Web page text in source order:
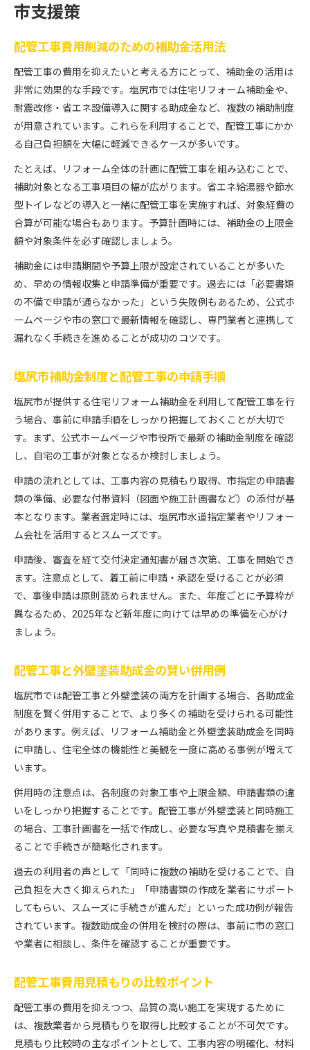
市支援策
配管工事費用削減のための補助金活用法
配管工事の費用を抑えたいと考える方にとって、補助金の活用は
非常に効果的な手段です。塩尻市では住宅リフォーム補助金や、
耐震改修・省エネ設備導入に関する助成金など、複数の補助制度
が用意されています。これらを利用することで、配管工事にかか
る自己負担額を大幅に軽減できるケースが多いです。
たとえば、リフォーム全体の計画に配管工事を組み込むことで、
補助対象となる工事項目の幅が広がります。省エネ給湯器や節水
型トイレなどの導入と一緒に配管工事を実施すれば、対象経費の
合算が可能な場合もあります。予算計画時には、補助金の上限金
額や対象条件を必ず確認しましょう。
補助金には申請期間や予算上限が設定されていることが多いた
め、早めの情報収集と申請準備が重要です。過去には「必要書類
の不備で申請が通らなかった」という失敗例もあるため、公式ホ
ームページや市の窓口で最新情報を確認し、専門業者と連携して
漏れなく手続きを進めることが成功のコツです。
塩尻市補助金制度と配管工事の申請手順
塩尻市が提供する住宅リフォーム補助金を利用して配管工事を行
う場合、事前に申請手順をしっかり把握しておくことが大切で
す。まず、公式ホームページや市役所で最新の補助金制度を確認
し、自宅の工事が対象となるか検討しましょう。
申請の流れとしては、工事内容の見積もり取得、市指定の申請書
類の準備、必要な付帯資料（図面や施工計画書など）の添付が基
本となります。業者選定時には、塩尻市水道指定業者やリフォー
ム会社を活用するとスムーズです。
申請後、審査を経て交付決定通知書が届き次第、工事を開始でき
ます。注意点として、着工前に申請・承認を受けることが必須
で、事後申請は原則認められません。また、年度ごとに予算枠が
異なるため、2025年など新年度に向けては早めの準備を心がけ
ましょう。
配管工事と外壁塗装助成金の賢い併用例
塩尻市では配管工事と外壁塗装の両方を計画する場合、各助成金
制度を賢く併用することで、より多くの補助を受けられる可能性
があります。例えば、リフォーム補助金と外壁塗装助成金を同時
に申請し、住宅全体の機能性と美観を一度に高める事例が増えて
います。
併用時の注意点は、各制度の対象工事や上限金額、申請書類の違
いをしっかり把握することです。配管工事が外壁塗装と同時施工
の場合、工事計画書を一括で作成し、必要な写真や見積書を揃え
ることで手続きが簡略化されます。
過去の利用者の声として「同時に複数の補助を受けることで、自
己負担を大きく抑えられた」「申請書類の作成を業者にサポート
してもらい、スムーズに手続きが進んだ」といった成功例が報告
されています。複数助成金の併用を検討の際は、事前に市の窓口
や業者に相談し、条件を確認することが重要です。
配管工事費用見積もりの比較ポイント
配管工事の費用を抑えつつ、品質の高い施工を実現するために
は、複数業者から見積もりを取得し比較することが不可欠です。
見積もり比較時の主なポイントとして、工事内容の明確化、材料